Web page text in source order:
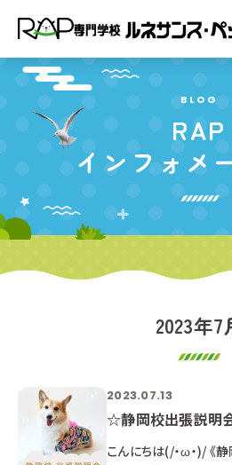
BLOG
RAP
インフォメ
2023年7
2023.07.13
☆静岡校出張説明
こんにちは(/・ω・)/ 《